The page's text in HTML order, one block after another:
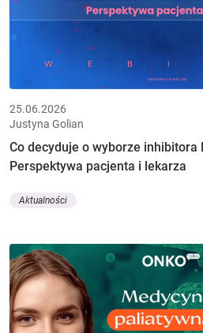
25.06.2026
Justyna Golian
Co decyduje o wyborze inhibitora
Perspektywa pacjenta i lekarza
Aktualności